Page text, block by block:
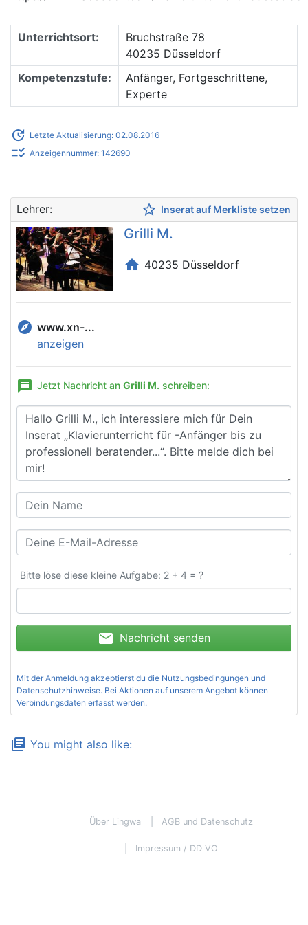
Unterrichtsort:
Bruchstraße 78
40235 Düsseldorf
Kompetenzstufe:
Anfänger, Fortgeschrittene,
Experte
update Letzte Aktualisierung: 02.08.2016
checklist_rtl Anzeigennummer: 142690
Lehrer: star_border Inserat auf Merkliste setzen
Grilli M.
home 40235 Düsseldorf
explore www.xn-...
anzeigen
message Jetzt Nachricht an Grilli M. schreiben:
Bitte löse diese kleine Aufgabe: 2 + 4 = ?
mail Nachricht senden
Mit der Anmeldung akzeptierst du die Nutzungsbedingungen und
Datenschutzhinweise. Bei Aktionen auf unserem Angebot können
Verbindungsdaten erfasst werden.
library_books You might also like:
Über Lingwa AGB und Datenschutz
Impressum / DD VO